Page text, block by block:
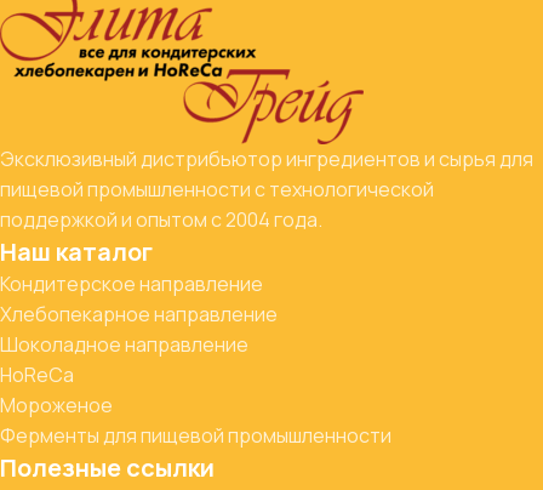
Эксклюзивный дистрибьютор ингредиентов и сырья для
пищевой промышленности с технологической
поддержкой и опытом с 2004 года.
Наш каталог
Кондитерское направление
Хлебопекарное направление
Шоколадное направление
HoReCa
Мороженое
Ферменты для пищевой промышленности
Полезные ссылки